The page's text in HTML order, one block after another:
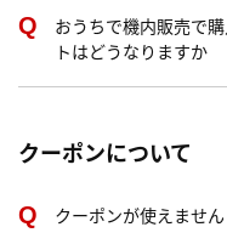
おうちで機内販売で
トはどうなりますか
クーポンについて
クーポンが使えません